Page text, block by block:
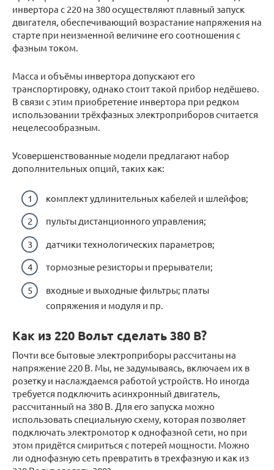
инвертора с 220 на 380 осуществляют плавный запуск
двигателя, обеспечивающий возрастание напряжения на
старте при неизменной величине его соотношения с
фазным током.
Масса и объёмы инвертора допускают его
транспортировку, однако стоит такой прибор недёшево.
В связи с этим приобретение инвертора при редком
использовании трёхфазных электроприборов считается
нецелесообразным.
Усовершенствованные модели предлагают набор
дополнительных опций, таких как:
комплект удлинительных кабелей и шлейфов;
пульты дистанционного управления;
датчики технологических параметров;
тормозные резисторы и прерыватели;
входные и выходные фильтры; платы
сопряжения и модуля и пр.
Как из 220 Вольт сделать 380 В?
Почти все бытовые электроприборы рассчитаны на
напряжение 220 В. Мы, не задумываясь, включаем их в
розетку и наслаждаемся работой устройств. Но иногда
требуется подключить асинхронный двигатель,
рассчитанный на 380 В. Для его запуска можно
использовать специальную схему, которая позволяет
подключать электромотор к однофазной сети, но при
этом придётся смириться с потерей мощности. Можно
ли однофазную сеть превратить в трехфазную и как из